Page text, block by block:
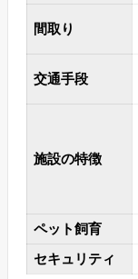
間取り
交通手段
施設の特徴
ペット飼育
セキュリティ